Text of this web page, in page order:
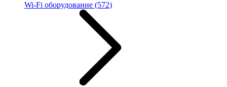
Wi-Fi оборудование (572)